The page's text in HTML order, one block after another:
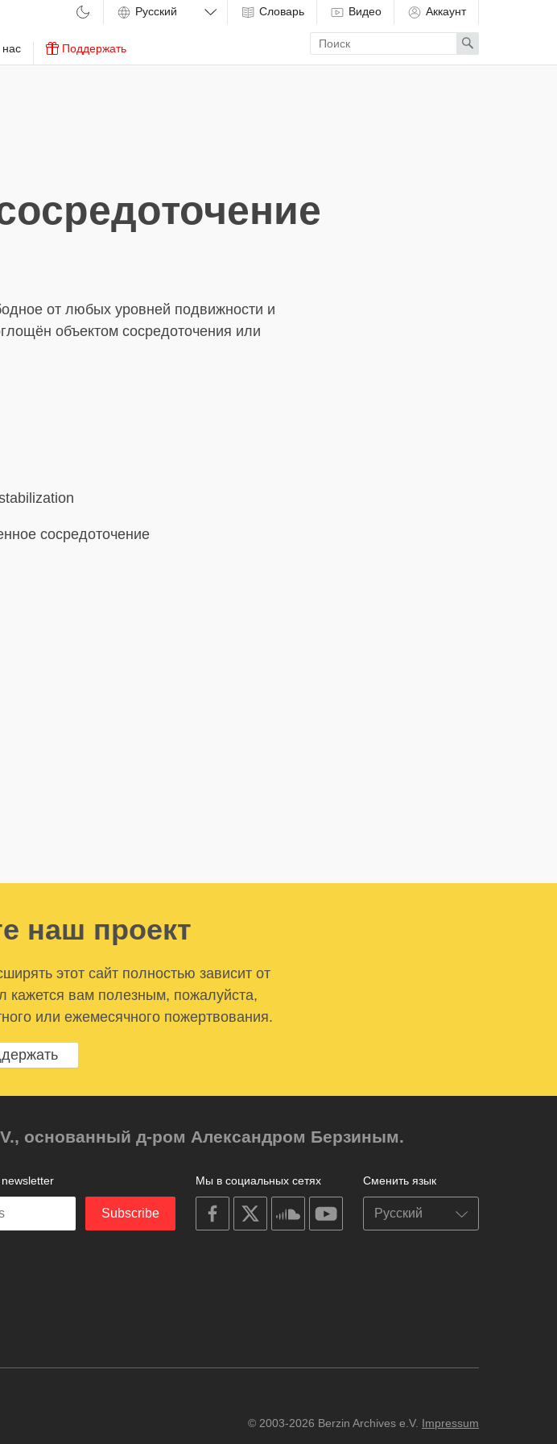
Поддержать
Словарь Видео Аккаунт
Enter
search
term
Search
от любых уровней подвижности и
объектом сосредоточения или
сосредоточение
наш проект
этот сайт полностью зависит от
вам полезным, пожалуйста,
или ежемесячного пожертвования.
основанный д-ром Александром Берзиным.
Сменить язык
Мы в социальных сетях
on
facebook
on
on
soundcloudyoutube
Subscribe
© 2003-2026 Berzin Archives e.V. Impressum